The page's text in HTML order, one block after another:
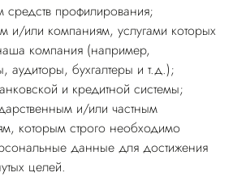
средств профилирования;
и/или компаниям, услугами которых
компания (например,
аудиторы, бухгалтеры и т.д.);
и кредитной системы;
и/или частным
которым строго необходимо
данные для достижения
целей.